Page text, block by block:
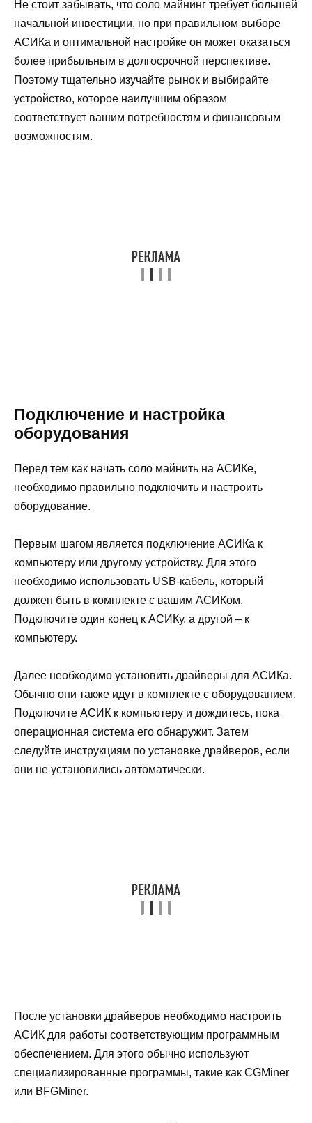
Не стоит забывать, что соло майнинг требует большей
начальной инвестиции, но при правильном выборе
АСИКа и оптимальной настройке он может оказаться
более прибыльным в долгосрочной перспективе.
Поэтому тщательно изучайте рынок и выбирайте
устройство, которое наилучшим образом
соответствует вашим потребностям и финансовым
возможностям.
Подключение и настройка
оборудования
Перед тем как начать соло майнить на АСИКе,
необходимо правильно подключить и настроить
оборудование.
Первым шагом является подключение АСИКа к
компьютеру или другому устройству. Для этого
необходимо использовать USB-кабель, который
должен быть в комплекте с вашим АСИКом.
Подключите один конец к АСИКу, а другой – к
компьютеру.
Далее необходимо установить драйверы для АСИКа.
Обычно они также идут в комплекте с оборудованием.
Подключите АСИК к компьютеру и дождитесь, пока
операционная система его обнаружит. Затем
следуйте инструкциям по установке драйверов, если
они не установились автоматически.
После установки драйверов необходимо настроить
АСИК для работы соответствующим программным
обеспечением. Для этого обычно используют
специализированные программы, такие как CGMiner
или BFGMiner.